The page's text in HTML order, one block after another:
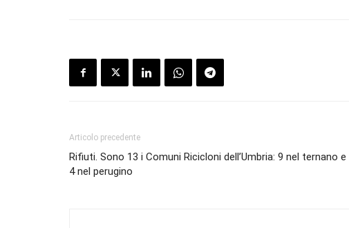
Articolo precedente
Rifiuti. Sono 13 i Comuni Ricicloni dell’Umbria: 9 nel ternano e
4 nel perugino